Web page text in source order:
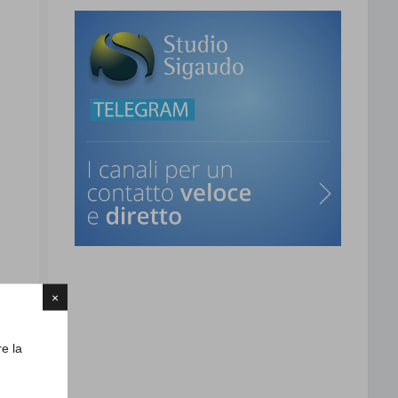
×
la